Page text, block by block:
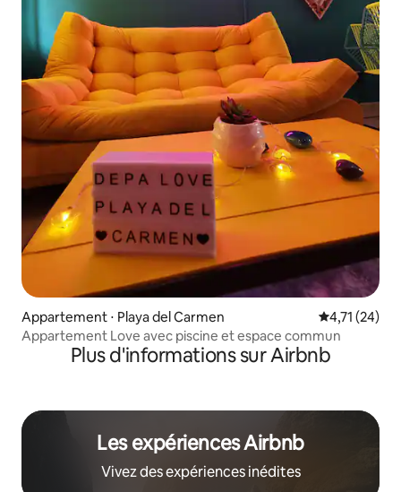
Appartement ⋅ Playa del Carmen Évaluation
4,71 (24)
Appartement Love avec piscine et espace commun
Plus d'informations sur Airbnb
Les expériences Airbnb
Vivez des expériences inédites